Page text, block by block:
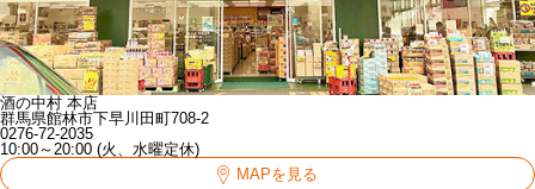
酒の中村 本店
群馬県館林市下早川田町708-2
0276-72-2035
10:00～20:00 (火、水曜定休)
MAPを見る